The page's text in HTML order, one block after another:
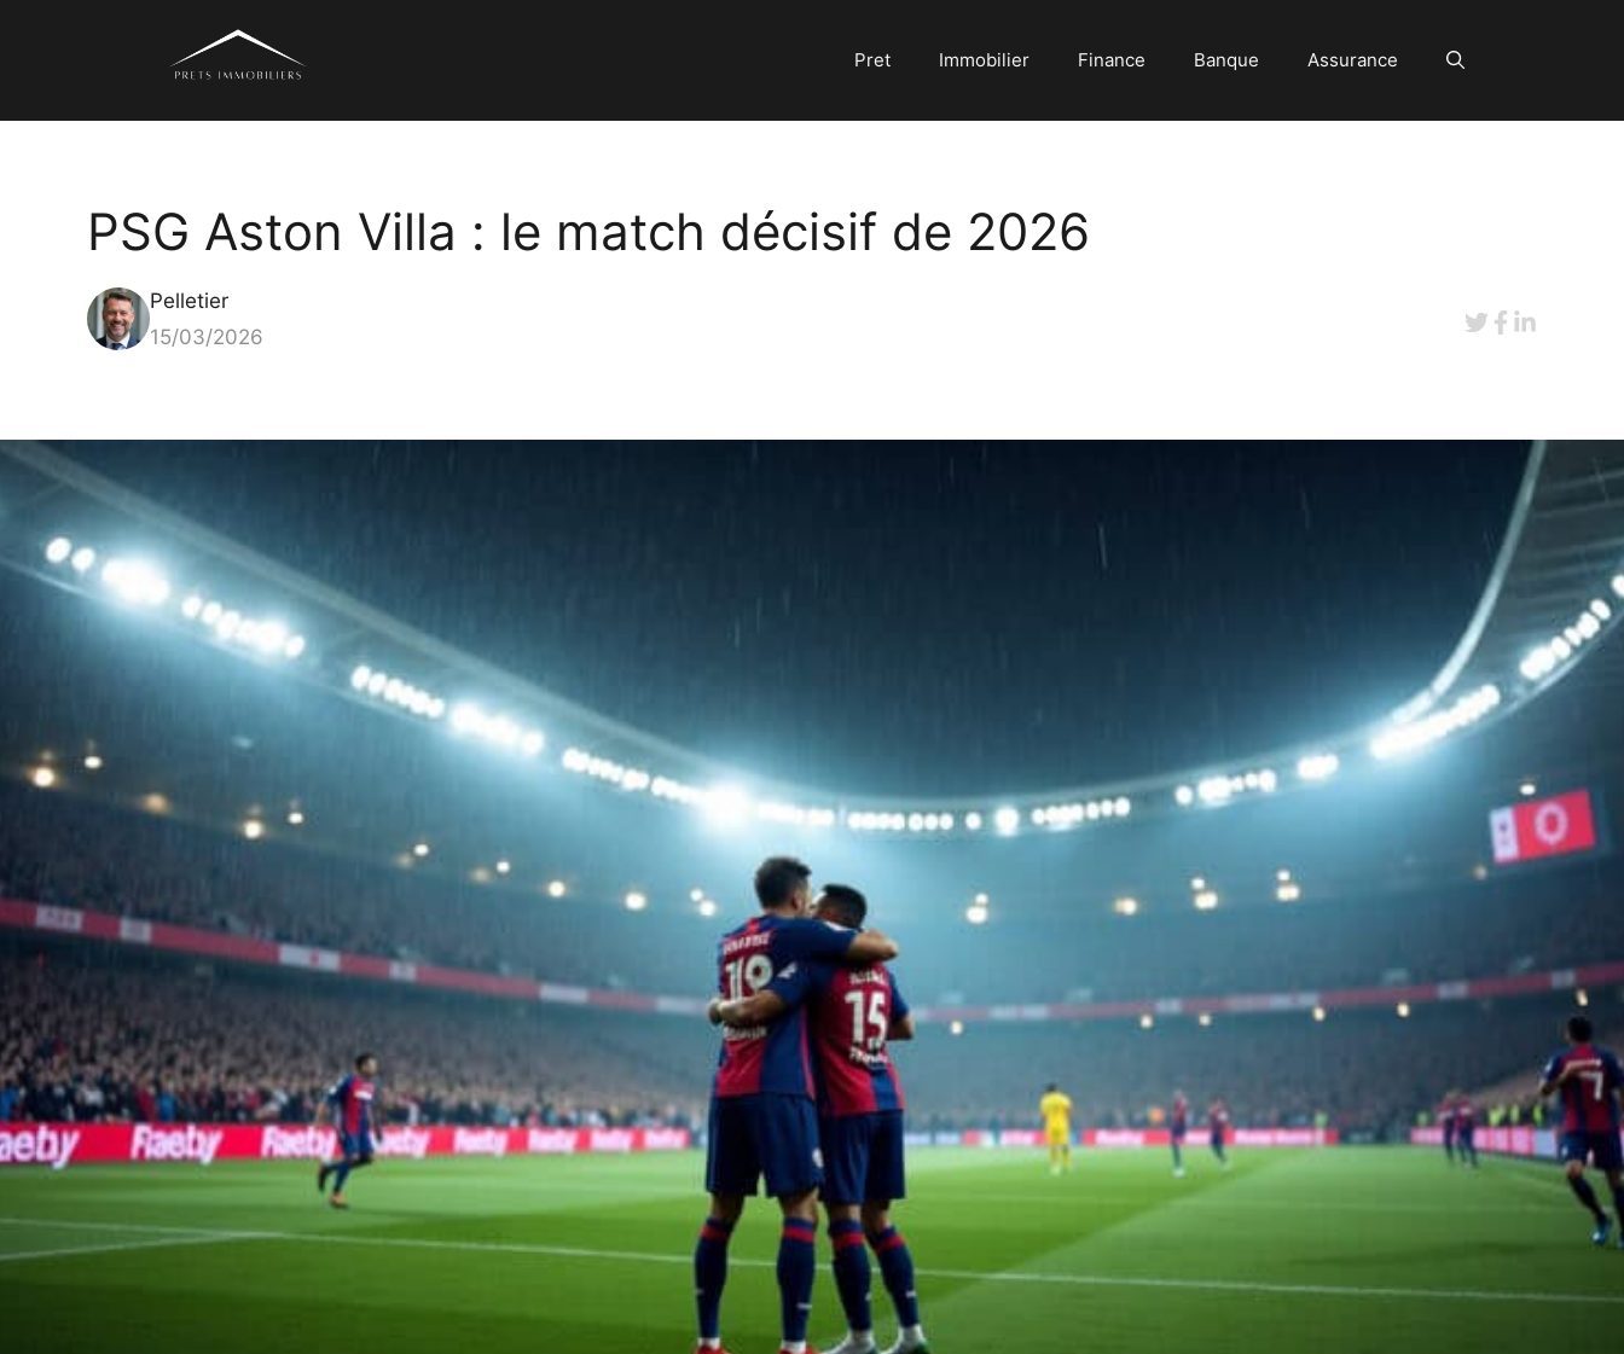
Pret Immobilier Finance Banque Assurance
PSG Aston Villa : le match décisif de 2026
Pelletier
15/03/2026